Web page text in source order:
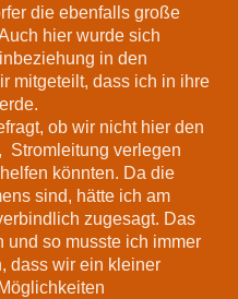
die ebenfalls große
hier wurde sich
in den
mitgeteilt, dass ich in ihre
ob wir nicht hier den
Stromleitung verlegen
könnten. Da die
sind, hätte ich am
zugesagt. Das
und so musste ich immer
dass wir ein kleiner